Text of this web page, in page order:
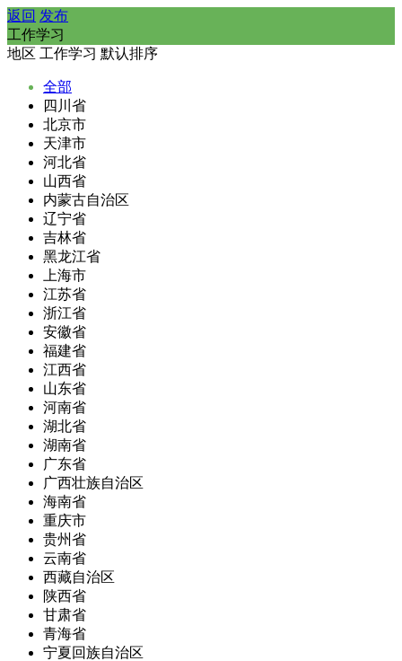
返回 发布
工作学习
地区 工作学习 默认排序
全部
四川省
北京市
天津市
河北省
山西省
内蒙古自治区
辽宁省
吉林省
黑龙江省
上海市
江苏省
浙江省
安徽省
福建省
江西省
山东省
河南省
湖北省
湖南省
广东省
广西壮族自治区
海南省
重庆市
贵州省
云南省
西藏自治区
陕西省
甘肃省
青海省
宁夏回族自治区